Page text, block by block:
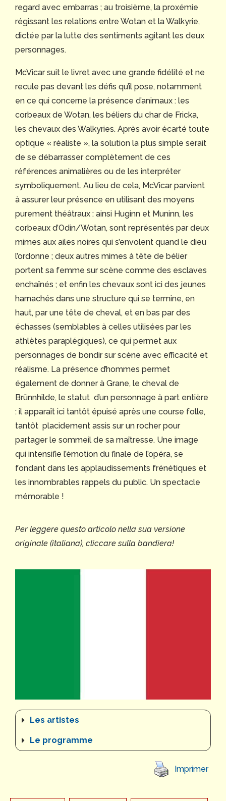
regard avec embarras ; au troisième, la proxémie
régissant les relations entre Wotan et la Walkyrie,
dictée par la lutte des sentiments agitant les deux
personnages.
McVicar suit le livret avec une grande fidélité et ne
recule pas devant les défis qu’il pose, notamment
en ce qui concerne la présence d’animaux : les
corbeaux de Wotan, les béliers du char de Fricka,
les chevaux des Walkyries. Après avoir écarté toute
optique « réaliste », la solution la plus simple serait
de se débarrasser complètement de ces
références animalières ou de les interpréter
symboliquement. Au lieu de cela, McVicar parvient
à assurer leur présence en utilisant des moyens
purement théâtraux : ainsi Huginn et Muninn, les
corbeaux d’Odin/Wotan, sont représentés par deux
mimes aux ailes noires qui s’envolent quand le dieu
l’ordonne ; deux autres mimes à tête de bélier
portent sa femme sur scène comme des esclaves
enchaînés ; et enfin les chevaux sont ici des jeunes
harnachés dans une structure qui se termine, en
haut, par une tête de cheval, et en bas par des
échasses (semblables à celles utilisées par les
athlètes paraplégiques), ce qui permet aux
personnages de bondir sur scène avec efficacité et
réalisme. La présence d’hommes permet
également de donner à Grane, le cheval de
Brünnhilde, le statut d’un personnage à part entière
: il apparaît ici tantôt épuisé après une course folle,
tantôt placidement assis sur un rocher pour
partager le sommeil de sa maîtresse. Une image
qui intensifie l’émotion du finale de l’opéra, se
fondant dans les applaudissements frénétiques et
les innombrables rappels du public. Un spectacle
mémorable !
Per leggere questo articolo nella sua versione
originale (italiana), cliccare sulla bandiera!
Les artistes
Le programme
Imprimer